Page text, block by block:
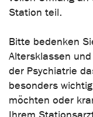
Station teil.
Bitte bedenken
Altersklassen
der Psychiatrie
besonders
möchten oder